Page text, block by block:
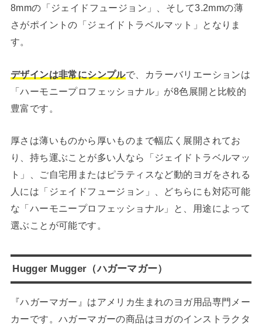
8mmの「ジェイドフュージョン」、そして3.2mmの薄
さがポイントの「ジェイドトラベルマット」となりま
す。
デザインは非常にシンプルで、カラーバリエーションは
「ハーモニープロフェッショナル」が8色展開と比較的
豊富です。
厚さは薄いものから厚いものまで幅広く展開されてお
り、持ち運ぶことが多い人なら「ジェイドトラベルマッ
ト」、ご自宅用またはピラティスなど動的ヨガをされる
人には「ジェイドフュージョン」、どちらにも対応可能
な「ハーモニープロフェッショナル」と、用途によって
選ぶことが可能です。
Hugger Mugger（ハガーマガー）
『ハガーマガー』はアメリカ生まれのヨガ用品専門メー
カーです。ハガーマガーの商品はヨガのインストラクタ